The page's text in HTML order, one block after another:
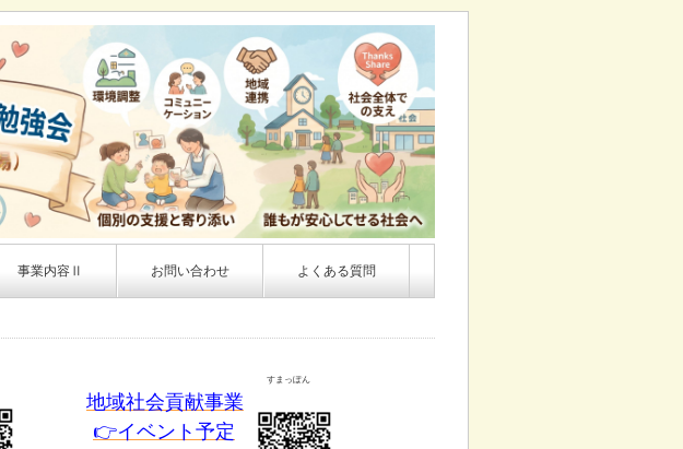
事業内容Ⅱ お問い合わせ よくある質問
地域社会貢献事業
👉イベント予定
すまっぽん